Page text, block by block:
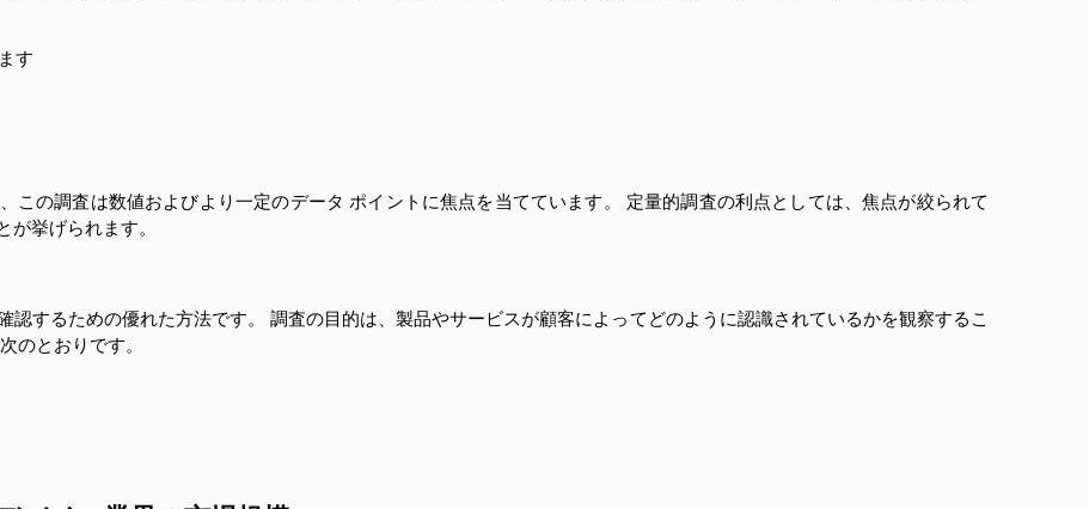
す
この調査は数値およびより一定のデータ ポイントに焦点を当てています。 定量的調査の利点としては、焦点が絞られて
挙げられます。
認するための優れた方法です。 調査の目的は、製品やサービスが顧客によってどのように認識されているかを観察するこ
のとおりです。